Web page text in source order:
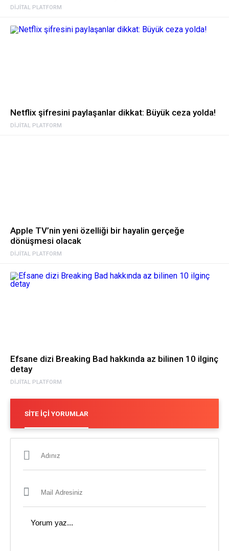
DIJITAL PLATFORM
DIJITAL PLATFORM
Netflix şifresini paylaşanlar dikkat: Büyük ceza yolda!
DIJITAL PLATFORM
Apple TV’nin yeni özelliği bir hayalin gerçeğe
dönüşmesi olacak
DIJITAL PLATFORM
Efsane dizi Breaking Bad hakkında az bilinen 10 ilginç
detay
SITE İÇI YORUMLAR